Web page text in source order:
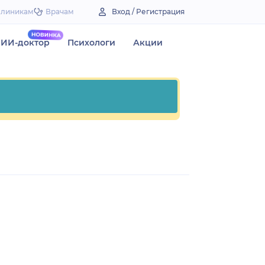
Врачам Вход / Регистрация
ИИ-доктор Психологи Акции